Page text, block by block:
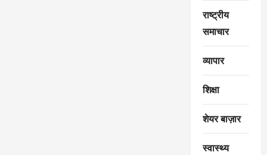
राष्ट्रीय
समाचार
व्यापार
शिक्षा
शेयर बाज़ार
स्वास्थ्य